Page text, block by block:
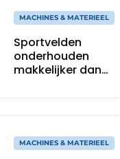
MACHINES & MATERIEEL
Sportvelden
onderhouden
makkelijker dan
mowers
MACHINES & MATERIEEL